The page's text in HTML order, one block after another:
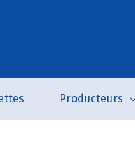
Producteurs